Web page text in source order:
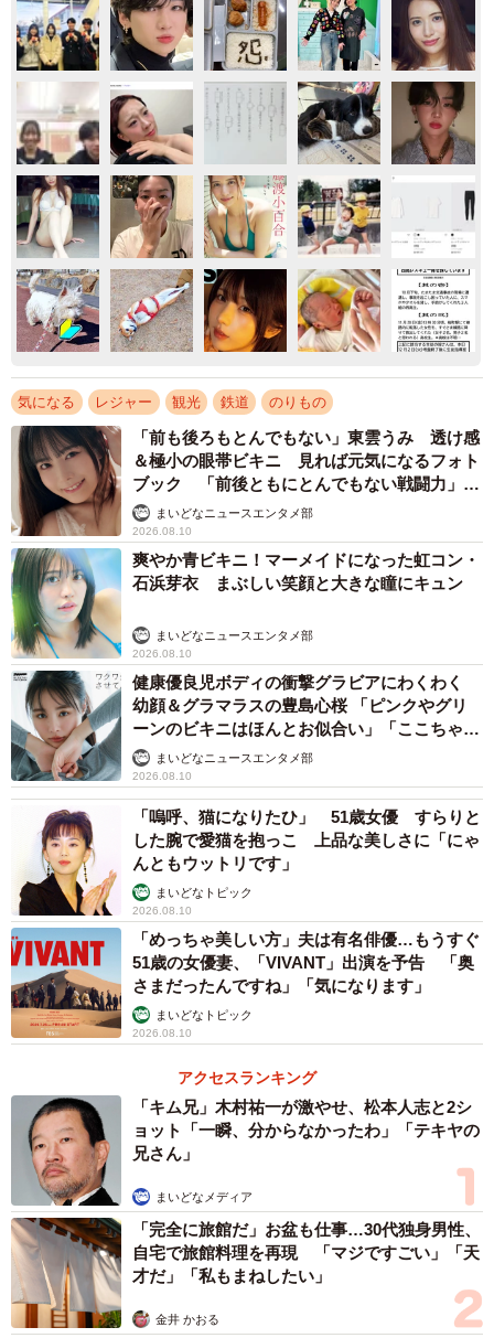
気になる レジャー 観光 鉄道 のりもの
「前も後ろもとんでもない」東雲うみ 透け感
＆極小の眼帯ビキニ 見れば元気になるフォト
ブック 「前後ともにとんでもない戦闘力」
「桃ダイナマイトがすごい」
まいどなニュースエンタメ部
2026.08.10
爽やか青ビキニ！マーメイドになった虹コン・
石浜芽衣 まぶしい笑顔と大きな瞳にキュン
まいどなニュースエンタメ部
2026.08.10
健康優良児ボディの衝撃グラビアにわくわく
幼顔＆グラマラスの豊島心桜 「ピンクやグリ
ーンのビキニはほんとお似合い」「ここちゃん
天使 また可愛くなった」
まいどなニュースエンタメ部
2026.08.10
「嗚呼、猫になりたひ」 51歳女優 すらりと
した腕で愛猫を抱っこ 上品な美しさに「にゃ
んともウットリです」
まいどなトピック
2026.08.10
「めっちゃ美しい方」夫は有名俳優…もうすぐ
51歳の女優妻、「VIVANT」出演を予告 「奥
さまだったんですね」「気になります」
まいどなトピック
2026.08.10
アクセスランキング
「キム兄」木村祐一が激やせ、松本人志と2シ
ョット「一瞬、分からなかったわ」「テキヤの
兄さん」
まいどなメディア
「完全に旅館だ」お盆も仕事…30代独身男性、
自宅で旅館料理を再現 「マジですごい」「天
才だ」「私もまねしたい」
金井 かおる